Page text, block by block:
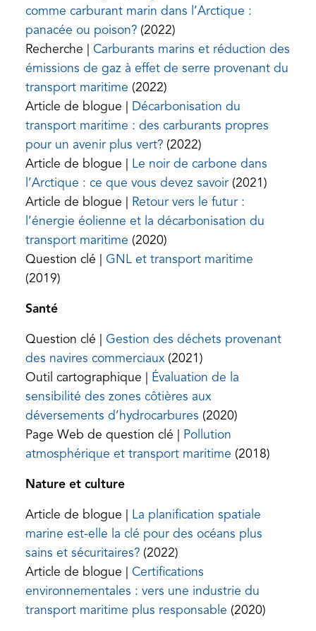
a
new
tab)
comme carburant marin dans l’Arctique :
panacée ou poison?(opens
in
a
new
tab)
(2022)
Recherche | Carburants marins et réduction des
émissions de gaz à effet de serre provenant du
transport maritime(opens
in
a
new
tab)
(2022)
Article de blogue |
Décarbonisation du
transport maritime : des carburants propres
pour un avenir plus vert?(opens
in
a
new
tab)
(2022)
Article de blogue |
Le noir de carbone dans
l’Arctique : ce que vous devez savoir(opens
in
a
tab)
(2021)
Article de blogue |
Retour vers le futur :
l’énergie éolienne et la décarbonisation du
transport maritime(opens
in
(2020)
Question clé | GNL et transport maritime(opens
tab)
(2019)
Santé
Question clé | Gestion des déchets provenant
des navires commerciaux(opens
in
a
new
tab)
(2021)
Outil cartographique |
Évaluation de la
sensibilité des zones côtières aux
déversements d’hydrocarbures(opens
in
a
(2020)
Page Web de question clé |
Pollution
atmosphérique et transport maritime(opens
new
tab)
(2018)
Nature et culture
Article de blogue |
La planification spatiale
marine est-elle la clé pour des océans plus
sains et sécuritaires?(opens
in
a
new
(2022)
Article de blogue | Certifications
environnementales : vers une industrie du
transport maritime plus responsable(opens
(2020)